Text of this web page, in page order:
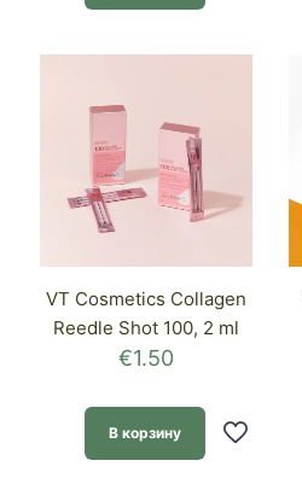
VT Cosmetics Collagen
Reedle Shot 100, 2 ml
€1.50
В корзину